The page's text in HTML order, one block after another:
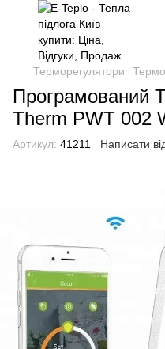
Терморегулятори
Програмований
Therm PWT 002
Артикул: 41211 Написати